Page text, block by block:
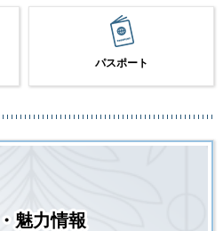
パスポート
魅力情報